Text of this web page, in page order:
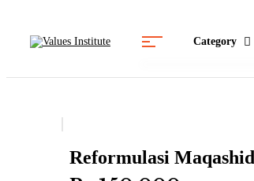
Category
Reformulasi